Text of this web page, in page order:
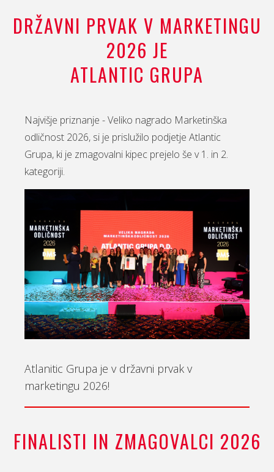
DRŽAVNI PRVAK V MARKETINGU
2026 JE
ATLANTIC GRUPA
Najvišje priznanje - Veliko nagrado Marketinška
odličnost 2026, si je prislužilo podjetje Atlantic
Grupa, ki je zmagovalni kipec prejelo še v 1. in 2.
kategoriji.
Atlanitic Grupa je v državni prvak v
marketingu 2026!
FINALISTI IN ZMAGOVALCI 2026